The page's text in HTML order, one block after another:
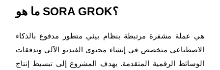
ما هو SORA GROK؟
هي عملة مشفرة مرتبطة بنظام بيئي متطور مدفوع بالذكاء
الاصطناعي متخصص في إنشاء محتوى الفيديو الآلي وتدفقات
الوسائط الرقمية المتقدمة. يهدف المشروع إلى تبسيط إنتاج